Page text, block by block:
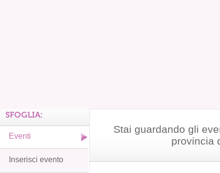
Stai guardando gli
provincia
SFOGLIA:
Eventi
Inserisci evento